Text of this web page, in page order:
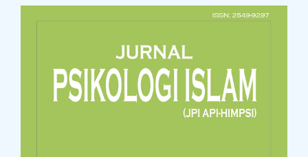
Article